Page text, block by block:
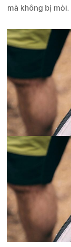
mà không bị mỏi.